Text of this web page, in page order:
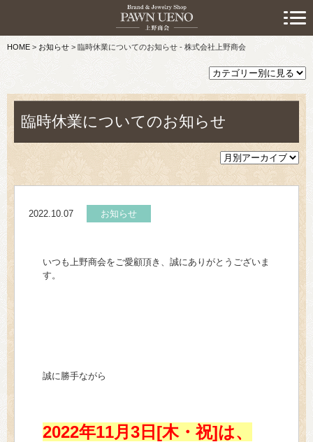
HOME > お知らせ> 臨時休業についてのお知らせ - 株式会社上野商会
臨時休業についてのお知らせ
2022.10.07 お知らせ
いつも上野商会をご愛顧頂き、誠にありがとうございま
す。
誠に勝手ながら
2022年11月3日[木・祝]は、
> 初めての方へ
> 預けたい方
> 売りたい方
> 買いたい方
> 取り扱い品目
> 商品情報